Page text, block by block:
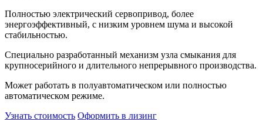
Полностью электрический сервопривод, более
энергоэффективный, с низким уровнем шума и высокой
стабильностью.
Специально разработанный механизм узла смыкания для
крупносерийного и длительного непрерывного производства.
Может работать в полуавтоматическом или полностью
автоматическом режиме.
Узнать стоимость Оформить в лизинг